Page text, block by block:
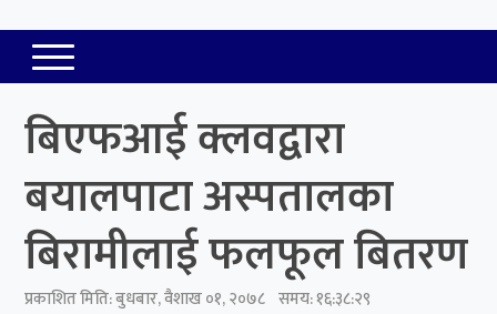
बिएफआई क्लवद्वारा
बयालपाटा अस्पतालका
बिरामीलाई फलफूल बितरण
प्रकाशित मिति:बुधबार, वैशाख ०१, २०७८ समय: १६:३८:२९